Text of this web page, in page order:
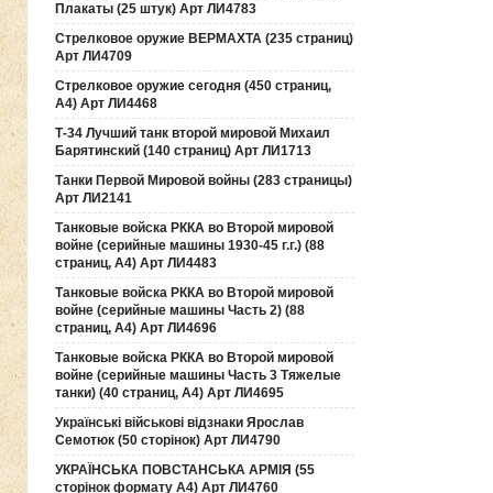
Плакаты (25 штук) Арт ЛИ4783
Стрелковое оружие ВЕРМАХТА (235 страниц)
Арт ЛИ4709
Стрелковое оружие сегодня (450 страниц,
А4) Арт ЛИ4468
Т-34 Лучший танк второй мировой Михаил
Барятинский (140 страниц) Арт ЛИ1713
Танки Первой Мировой войны (283 страницы)
Арт ЛИ2141
Танковые войска РККА во Второй мировой
войне (серийные машины 1930-45 г.г.) (88
страниц, А4) Арт ЛИ4483
Танковые войска РККА во Второй мировой
войне (серийные машины Часть 2) (88
страниц, А4) Арт ЛИ4696
Танковые войска РККА во Второй мировой
войне (серийные машины Часть 3 Тяжелые
танки) (40 страниц, А4) Арт ЛИ4695
Українські військові відзнаки Ярослав
Семотюк (50 сторінок) Арт ЛИ4790
УКРАЇНСЬКА ПОВСТАНСЬКА АРМІЯ (55
сторінок формату А4) Арт ЛИ4760